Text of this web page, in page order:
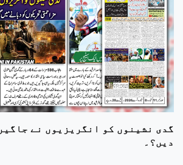
گدی نشینوں کو انگریزیوں نے
دیں؟۔